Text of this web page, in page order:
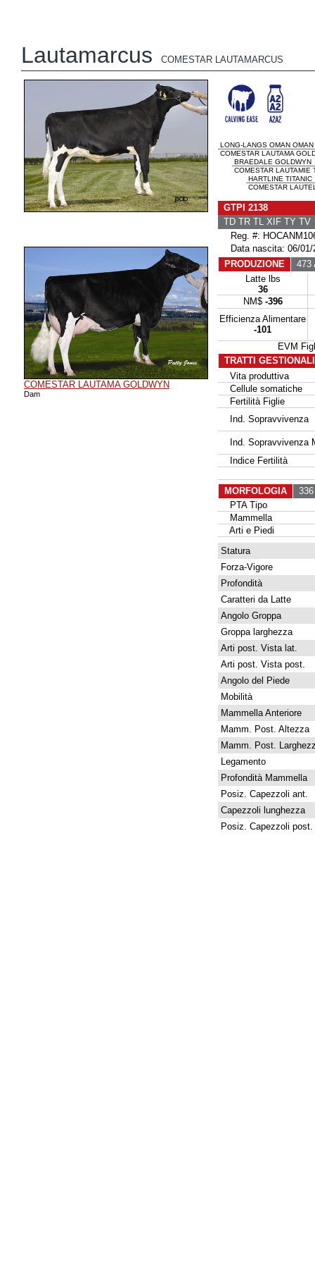
Lautamarcus COMESTAR LAUTAMARCUS
COMESTAR LAUTAMA GOLDWYN
Dam
LONG-LANGS OMAN OMAN
COMESTAR LAUTAMA
BRAEDALE GOLDWYN
COMESTAR LAUTAMIE
HARTLINE TITANIC
COMESTAR
GTPI 2138
TD TR TL XIF TY TV
Reg. #:
Data nascita: 06/01/
PRODUZIONE
473
Latte lbs
36
NM$ -396
Efficienza Alimentare
-101
EVM
TRATTI
Vita produttiva
Cellule somatiche
Fertilità Figlie
Ind. Sopravvivenza
Ind. Sopravvivenza
Indice Fertilità
MORFOLOGIA
PTA Tipo
Mammella
Arti e Piedi
Statura
Forza-Vigore
Profondità
Caratteri da Latte
Angolo Groppa
Groppa larghezza
Arti post. Vista lat.
Arti post. Vista post.
Angolo del Piede
Mobilità
Mammella Anteriore
Mamm. Post. Altezza
Mamm. Post.
Legamento
Profondità Mammella
Posiz. Capezzoli ant.
Capezzoli lunghezza
Posiz. Capezzoli post.